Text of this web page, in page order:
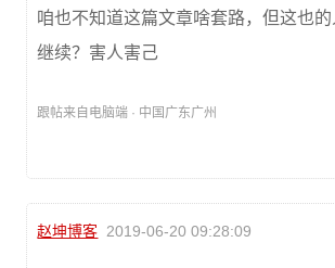
咱也不知道这篇文章啥套路，但这也
继续？害人害己
跟帖来自电脑端 · 中国广东广州
赵坤博客 2019-06-20 09:28:09